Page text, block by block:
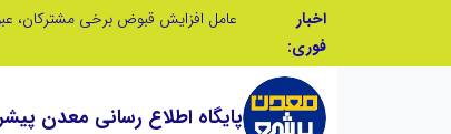
اخبار
فوری:
پایگاه اطلاع رسانی معدن